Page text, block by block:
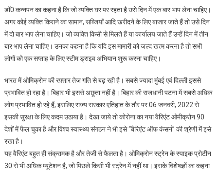
डॉ0 कन्नपन का कहना है कि जो व्यक्ति घर पर रहता है उसे दिन में एक बार भाप लेना चाहिए।
अगर कोई व्यक्ति किराने का सामान, सब्जियाँ आदि खरीदने के लिए बाजार जाते हैं तो उसे दिन
में दो बार भाप लेना चाहिए। जो व्यक्ति किसी से मिलते हैं या कार्यालय जाते हैं उन्हें दिन में तीन
बार भाप लेना चाहिए। उनका कहना है कि यदि इस मामारी को जल्द खत्म करना है तो सभी
लोगों को एक सप्ताह के लिए स्टीम ड्राइव अभियान शुरू करना चाहिए।
भारत में ओमिक्रोन की रफ़्तार तेज गति से बढ़ रही है। सबसे ज्यादा मुंबई एवं दिल्ली इससे
प्रभावित हो रहा है। बिहार भी इससे अछूता नहीं है। बिहार की राजधानी पटना में सबसे अधिक
लोग प्रभावित हो रहे हैं, इसलिए राज्य सरकार एतिहात के तौर पर 06 जनवरी, 2022 से
इसकी सुरक्षा के लिए कदम उठाया है। देखा जाये तो कोरोना का नया वैरिएंट ओमीक्रोन 90
देशों में फैल चुका है और विश्व स्वास्थ्य संगठन ने भी इसे ‘‘बैरिएंट ऑफ कंसर्न’’ की श्रेणी में इसे
रखा है।
यह वैरिएंट बहुत ही संक्रामक है और तेजी से फैलता है। ओमिक्रोन स्ट्रेन के स्पाइक प्रोटीन
30 से भी अधिक म्यूटेशन है, जो पिछले किसी भी स्ट्रेन में नहीं था। इसके विशेषज्ञों का कहना